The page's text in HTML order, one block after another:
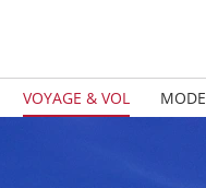
VOYAGE & VOL MODE